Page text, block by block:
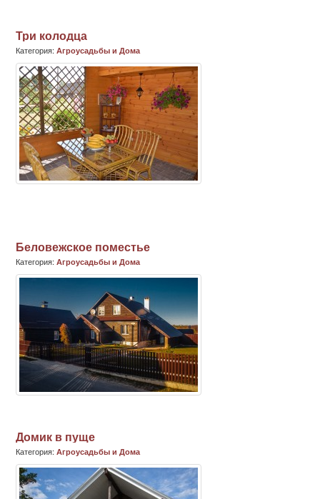
Три колодца
Категория: Агроусадьбы и Дома
Беловежское поместье
Категория: Агроусадьбы и Дома
Домик в пуще
Категория: Агроусадьбы и Дома